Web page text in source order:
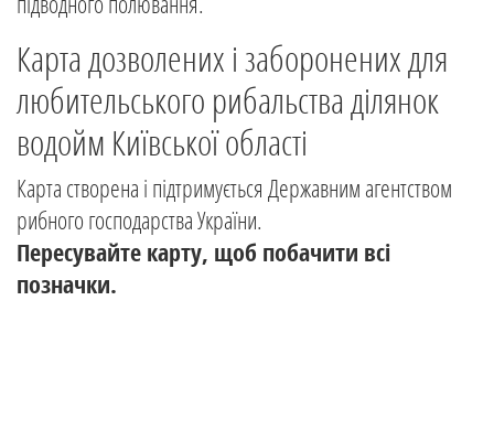
Карта дозволених і заборонених для
любительського рибальства ділянок
водойм Київської області
Карта створена і підтримується Державним агентством
рибного господарства України.
Пересувайте карту, щоб побачити всі
позначки.